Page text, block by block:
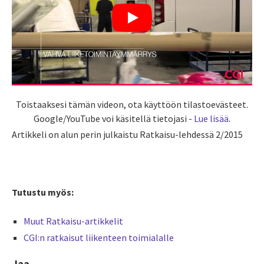
Toistaaksesi tämän videon, ota käyttöön tilastoevästeet.
Google/YouTube voi käsitellä tietojasi - Lue lisää.
Artikkeli on alun perin julkaistu Ratkaisu-lehdessä 2/2015
Tutustu myös:
Muut Ratkaisu-artikkelit
CGI:n ratkaisut liikenteen toimialalle